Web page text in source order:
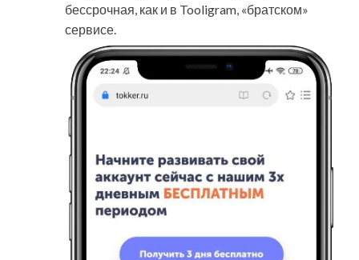
бессрочная, как и в Tooligram, «братском»
сервисе.